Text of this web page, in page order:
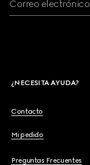
Correo electrónico
¿NECESITA AYUDA?
Contacto
Mi pedido
Preguntas Frecuentes